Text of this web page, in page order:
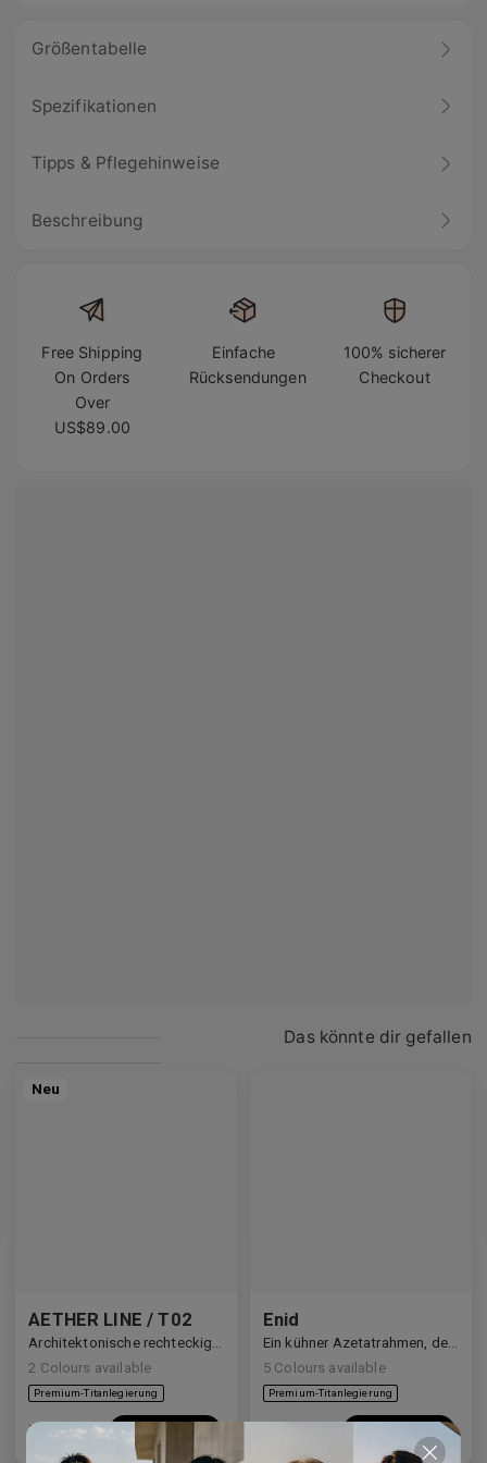
Größentabelle
Spezifikationen
Tipps & Pflegehinweise
Beschreibung
Free Shipping
On Orders
Over
US$89.00
Einfache
Rücksendungen
100% sicherer
Checkout
Das könnte dir gefallen
Neu
AETHER LINE / T02
Architektonische rechteckige Struktur aus hochwertigem Industrietitan gefertigt.
2 Colours available
US$ 140.00
Enid
Ein kühner Azetatrahmen, der den Blick definiert.
5 Colours available